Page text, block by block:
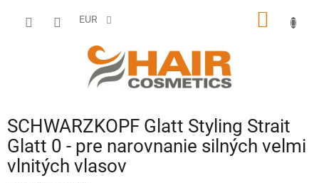
EUR
SCHWARZKOPF Glatt Styling Strait
Glatt 0 - pre narovnanie silných velmi
vlnitých vlasov